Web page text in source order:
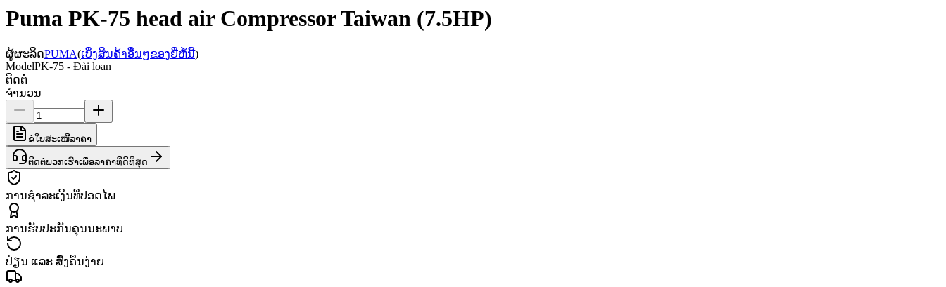
Puma PK-75 head air Compressor Taiwan (7.5HP)
ຜູ້ຜະລິດPUMA(ເບິ່ງສິນຄ້າອື່ນໆຂອງຍີ່ຫໍ້ນີ້)
ModelPK-75 - Đài loan
ຕິດຕໍ່
ຈຳນວນ
ຂໍໃບສະເໜີລາຄາ
ຕິດຕໍ່ພວກເຮົາເພື່ອລາຄາທີ່ດີທີ່ສຸດ
ການຊຳລະເງິນທີ່ປອດໄພ
ການຮັບປະກັນຄຸນນະພາບ
ປ່ຽນ ແລະ ສົ່ງຄືນງ່າຍ